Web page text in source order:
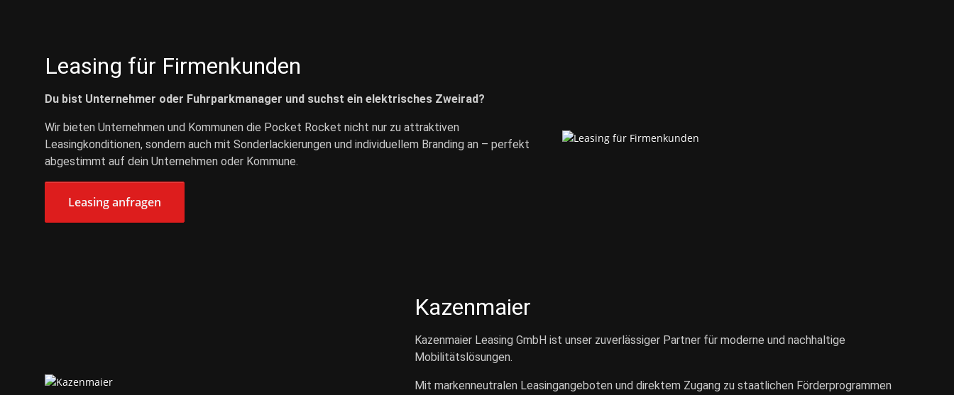
Leasing für Firmenkunden
Du bist Unternehmer oder Fuhrparkmanager und suchst ein elektrisches Zweirad?
Wir bieten Unternehmen und Kommunen die Pocket Rocket nicht nur zu attraktiven
Leasingkonditionen, sondern auch mit Sonderlackierungen und individuellem Branding an – perfekt
abgestimmt auf dein Unternehmen oder Kommune.
Leasing anfragen
Kazenmaier
Kazenmaier Leasing GmbH ist unser zuverlässiger Partner für moderne und nachhaltige
Mobilitätslösungen.
Mit markenneutralen Leasingangeboten und direktem Zugang zu staatlichen Förderprogrammen